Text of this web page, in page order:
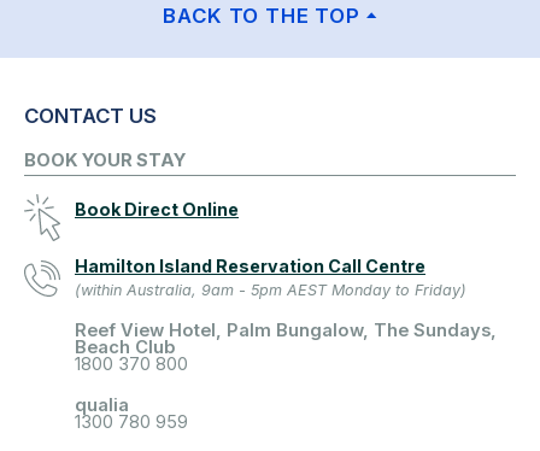
BACK TO THE TOP
CONTACT US
BOOK YOUR STAY
Book Direct Online
Hamilton Island Reservation Call Centre
(within Australia, 9am - 5pm AEST Monday to Friday)
Reef View Hotel, Palm Bungalow, The Sundays,
Beach Club
1800 370 800
qualia
1300 780 959